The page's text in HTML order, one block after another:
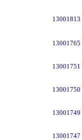
13001813
13001765
13001751
13001750
13001749
13001747